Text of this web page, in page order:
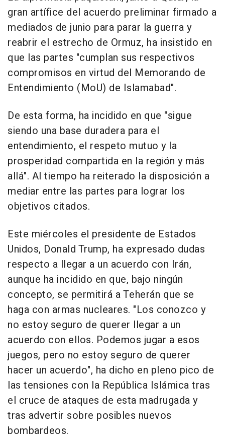
gran artífice del acuerdo preliminar firmado a
mediados de junio para parar la guerra y
reabrir el estrecho de Ormuz, ha insistido en
que las partes "cumplan sus respectivos
compromisos en virtud del Memorando de
Entendimiento (MoU) de Islamabad".
De esta forma, ha incidido en que "sigue
siendo una base duradera para el
entendimiento, el respeto mutuo y la
prosperidad compartida en la región y más
allá". Al tiempo ha reiterado la disposición a
mediar entre las partes para lograr los
objetivos citados.
Este miércoles el presidente de Estados
Unidos, Donald Trump, ha expresado dudas
respecto a llegar a un acuerdo con Irán,
aunque ha incidido en que, bajo ningún
concepto, se permitirá a Teherán que se
haga con armas nucleares. "Los conozco y
no estoy seguro de querer llegar a un
acuerdo con ellos. Podemos jugar a esos
juegos, pero no estoy seguro de querer
hacer un acuerdo", ha dicho en pleno pico de
las tensiones con la República Islámica tras
el cruce de ataques de esta madrugada y
tras advertir sobre posibles nuevos
bombardeos.